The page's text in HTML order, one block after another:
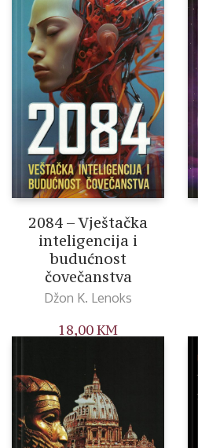
2084 – Vještačka
inteligencija i
budućnost
čovečanstva
Džon K. Lenoks
18,00KM